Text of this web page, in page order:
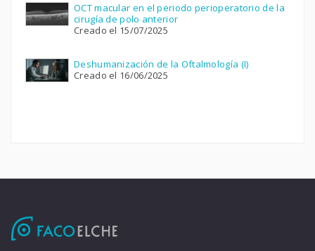
OCT macular en el periodo perioperatorio de la
cirugía de polo anterior
Creado el 15/07/2025
Deshumanización de la Oftalmología (I)
Creado el 16/06/2025